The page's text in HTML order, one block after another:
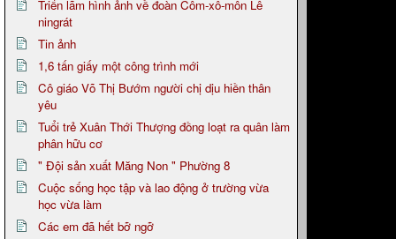
Triển lãm hình ảnh về đoàn Côm-xô-môn Lê
ningrát
Tin ảnh
1,6 tấn giấy một công trình mới
Cô giáo Võ Thị Bướm người chị dịu hiền thân
yêu
Tuổi trẻ Xuân Thới Thượng đồng loạt ra quân làm
phân hữu cơ
" Đội sản xuất Măng Non " Phường 8
Cuộc sống học tập và lao động ở trường vừa
học vừa làm
Các em đã hết bỡ ngỡ